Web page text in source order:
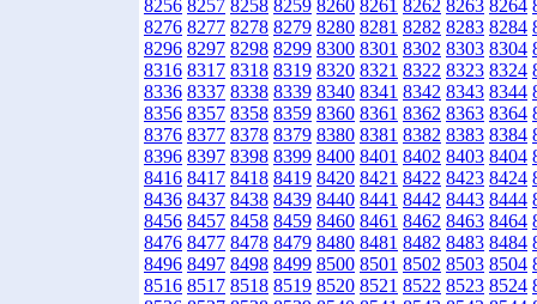
8256 8257 8258 8259 8260 8261 8262 8263 8264
8276 8277 8278 8279 8280 8281 8282 8283 8284
8296 8297 8298 8299 8300 8301 8302 8303 8304
8316 8317 8318 8319 8320 8321 8322 8323 8324
8336 8337 8338 8339 8340 8341 8342 8343 8344
8356 8357 8358 8359 8360 8361 8362 8363 8364
8376 8377 8378 8379 8380 8381 8382 8383 8384
8396 8397 8398 8399 8400 8401 8402 8403 8404
8416 8417 8418 8419 8420 8421 8422 8423 8424
8436 8437 8438 8439 8440 8441 8442 8443 8444
8456 8457 8458 8459 8460 8461 8462 8463 8464
8476 8477 8478 8479 8480 8481 8482 8483 8484
8496 8497 8498 8499 8500 8501 8502 8503 8504
8516 8517 8518 8519 8520 8521 8522 8523 8524